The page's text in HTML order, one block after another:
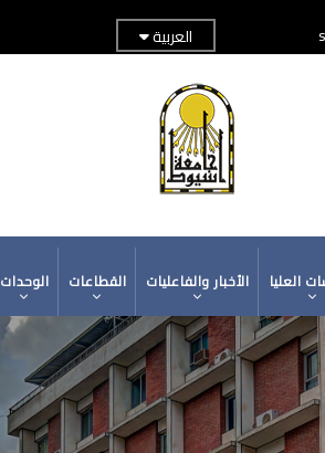
العربية
العليا الأخبار والفاعليات القطاعات الوحدات